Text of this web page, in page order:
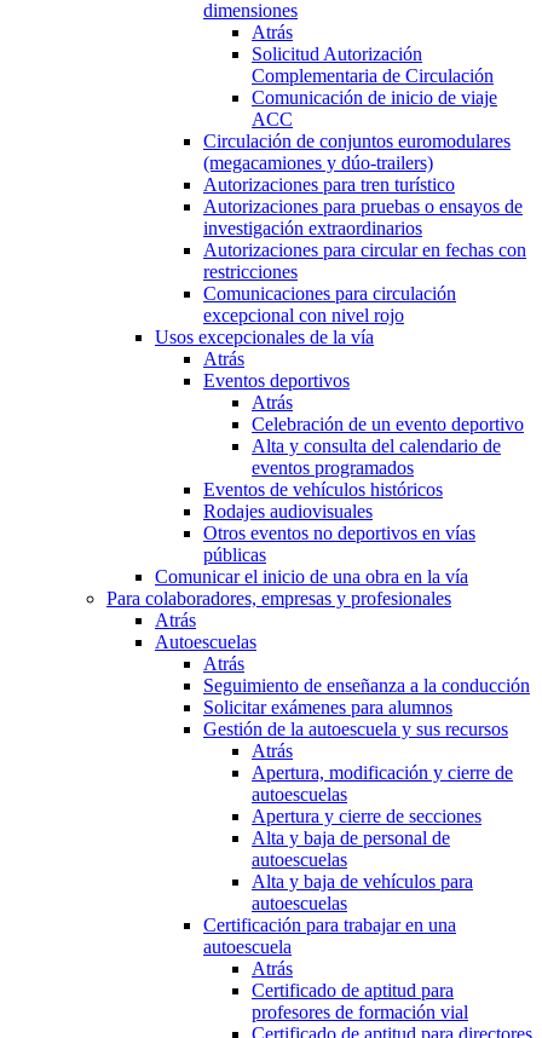
dimensiones
Atrás
Solicitud Autorización
Complementaria de Circulación
Comunicación de inicio de viaje
ACC
Circulación de conjuntos euromodulares
(megacamiones y dúo-trailers)
Autorizaciones para tren turístico
Autorizaciones para pruebas o ensayos de
investigación extraordinarios
Autorizaciones para circular en fechas con
restricciones
Comunicaciones para circulación
excepcional con nivel rojo
Usos excepcionales de la vía
Atrás
Eventos deportivos
Atrás
Celebración de un evento deportivo
Alta y consulta del calendario de
eventos programados
Eventos de vehículos históricos
Rodajes audiovisuales
Otros eventos no deportivos en vías
públicas
Comunicar el inicio de una obra en la vía
Para colaboradores, empresas y profesionales
Atrás
Autoescuelas
Atrás
Seguimiento de enseñanza a la conducción
Solicitar exámenes para alumnos
Gestión de la autoescuela y sus recursos
Atrás
Apertura, modificación y cierre de
autoescuelas
Apertura y cierre de secciones
Alta y baja de personal de
autoescuelas
Alta y baja de vehículos para
autoescuelas
Certificación para trabajar en una
autoescuela
Atrás
Certificado de aptitud para
profesores de formación vial